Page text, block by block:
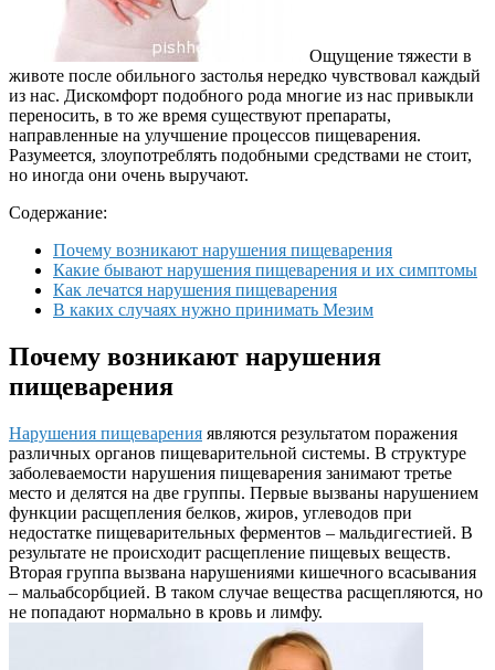
Ощущение тяжести в
животе после обильного застолья нередко чувствовал каждый
из нас. Дискомфорт подобного рода многие из нас привыкли
переносить, в то же время существуют препараты,
направленные на улучшение процессов пищеварения.
Разумеется, злоупотреблять подобными средствами не стоит,
но иногда они очень выручают.
Содержание:
Почему возникают нарушения пищеварения
Какие бывают нарушения пищеварения и их симптомы
Как лечатся нарушения пищеварения
В каких случаях нужно принимать Мезим
Почему возникают нарушения
пищеварения
Нарушения пищеварения являются результатом поражения
различных органов пищеварительной системы. В структуре
заболеваемости нарушения пищеварения занимают третье
место и делятся на две группы. Первые вызваны нарушением
функции расщепления белков, жиров, углеводов при
недостатке пищеварительных ферментов – мальдигестией. В
результате не происходит расщепление пищевых веществ.
Вторая группа вызвана нарушениями кишечного всасывания
– мальабсорбцией. В таком случае вещества расщепляются, но
не попадают нормально в кровь и лимфу.